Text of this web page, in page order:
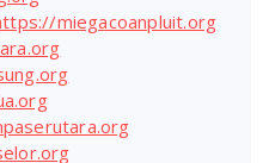
miegacoanpluit.org